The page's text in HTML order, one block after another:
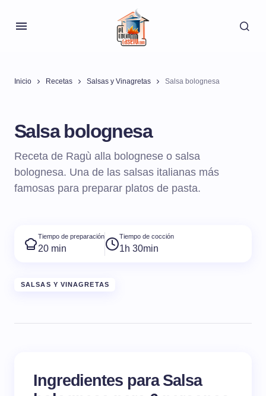
Inicio Recetas Salsas y Vinagretas Salsa bolognesa
Salsa bolognesa
Receta de Ragù alla bolognese o salsa
bolognesa. Una de las salsas italianas más
famosas para preparar platos de pasta.
Tiempo de preparación
20 min
Tiempo de cocción
1h 30min
SALSAS Y VINAGRETAS
Ingredientes para Salsa